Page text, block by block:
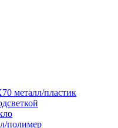
металл/пластик
полимер